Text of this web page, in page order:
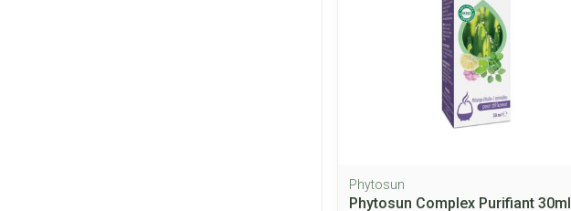
Phytosun
Phytosun Complex Purifiant 30ml